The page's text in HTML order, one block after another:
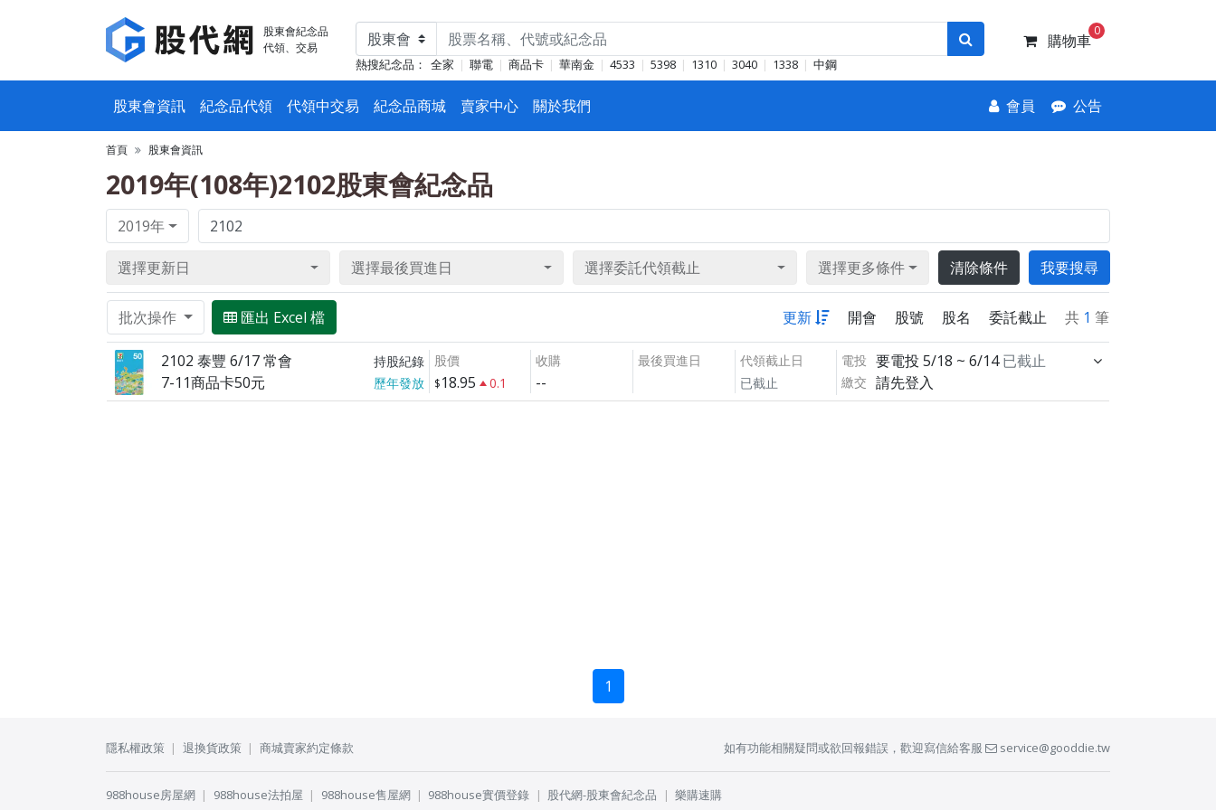
股東會紀念品
代領、交易
熱搜紀念品： 全家 聯電 商品卡 華南金 4533 5398 1310 3040 1338 中鋼
購物車
0
股東會資訊 紀念品代領 代領中交易 紀念品商城 賣家中心 關於我們 會員 公告
首頁 股東會資訊
2019年(108年)2102股東會紀念品
2019年
選擇更新日 選擇最後買進日 選擇委託代領截止 選擇更多條件 清除條件 我要搜尋
批次操作 匯出 Excel 檔 更新 開會 股號 股名 委託截止 共 1 筆
2102 泰豐 6/17 常會 持股紀錄
7-11商品卡50元 歷年發放
股價
18.95 0.1
收購
--
最後買進日
代領截止日
已截止
電投 要電投 5/18 ~ 6/14 已截止
繳交 請先登入
1
隱私權政策 退換貨政策 商城賣家約定條款 如有功能相關疑問或欲回報錯誤，歡迎寫信給客服 service@gooddie.tw
988house房屋網 988house法拍屋 988house售屋網 988house實價登錄 股代網-股東會紀念品 樂購速購